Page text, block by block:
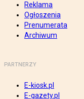
Reklama
Ogłoszenia
Prenumerata
Archiwum
PARTNERZY
E-kiosk.pl
E-gazety.pl